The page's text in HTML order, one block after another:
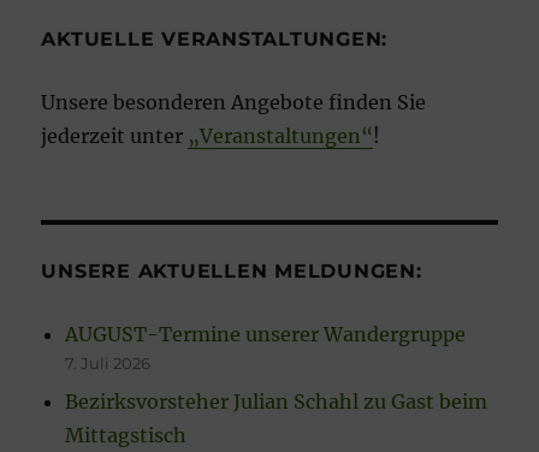
AKTUELLE VERANSTALTUNGEN:
Unsere besonderen Angebote finden Sie
jederzeit unter „Veranstaltungen“ !
UNSERE AKTUELLEN MELDUNGEN:
AUGUST-Termine unserer Wandergruppe
7. Juli 2026
Bezirksvorsteher Julian Schahl zu Gast beim
Mittagstisch